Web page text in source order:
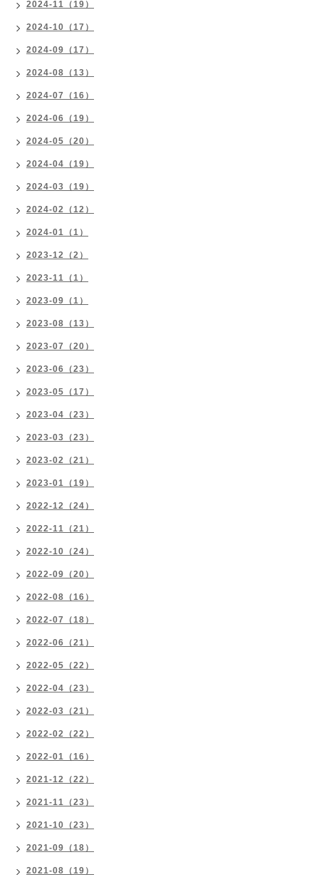
2024-11（19）
2024-10（17）
2024-09（17）
2024-08（13）
2024-07（16）
2024-06（19）
2024-05（20）
2024-04（19）
2024-03（19）
2024-02（12）
2024-01（1）
2023-12（2）
2023-11（1）
2023-09（1）
2023-08（13）
2023-07（20）
2023-06（23）
2023-05（17）
2023-04（23）
2023-03（23）
2023-02（21）
2023-01（19）
2022-12（24）
2022-11（21）
2022-10（24）
2022-09（20）
2022-08（16）
2022-07（18）
2022-06（21）
2022-05（22）
2022-04（23）
2022-03（21）
2022-02（22）
2022-01（16）
2021-12（22）
2021-11（23）
2021-10（23）
2021-09（18）
2021-08（19）